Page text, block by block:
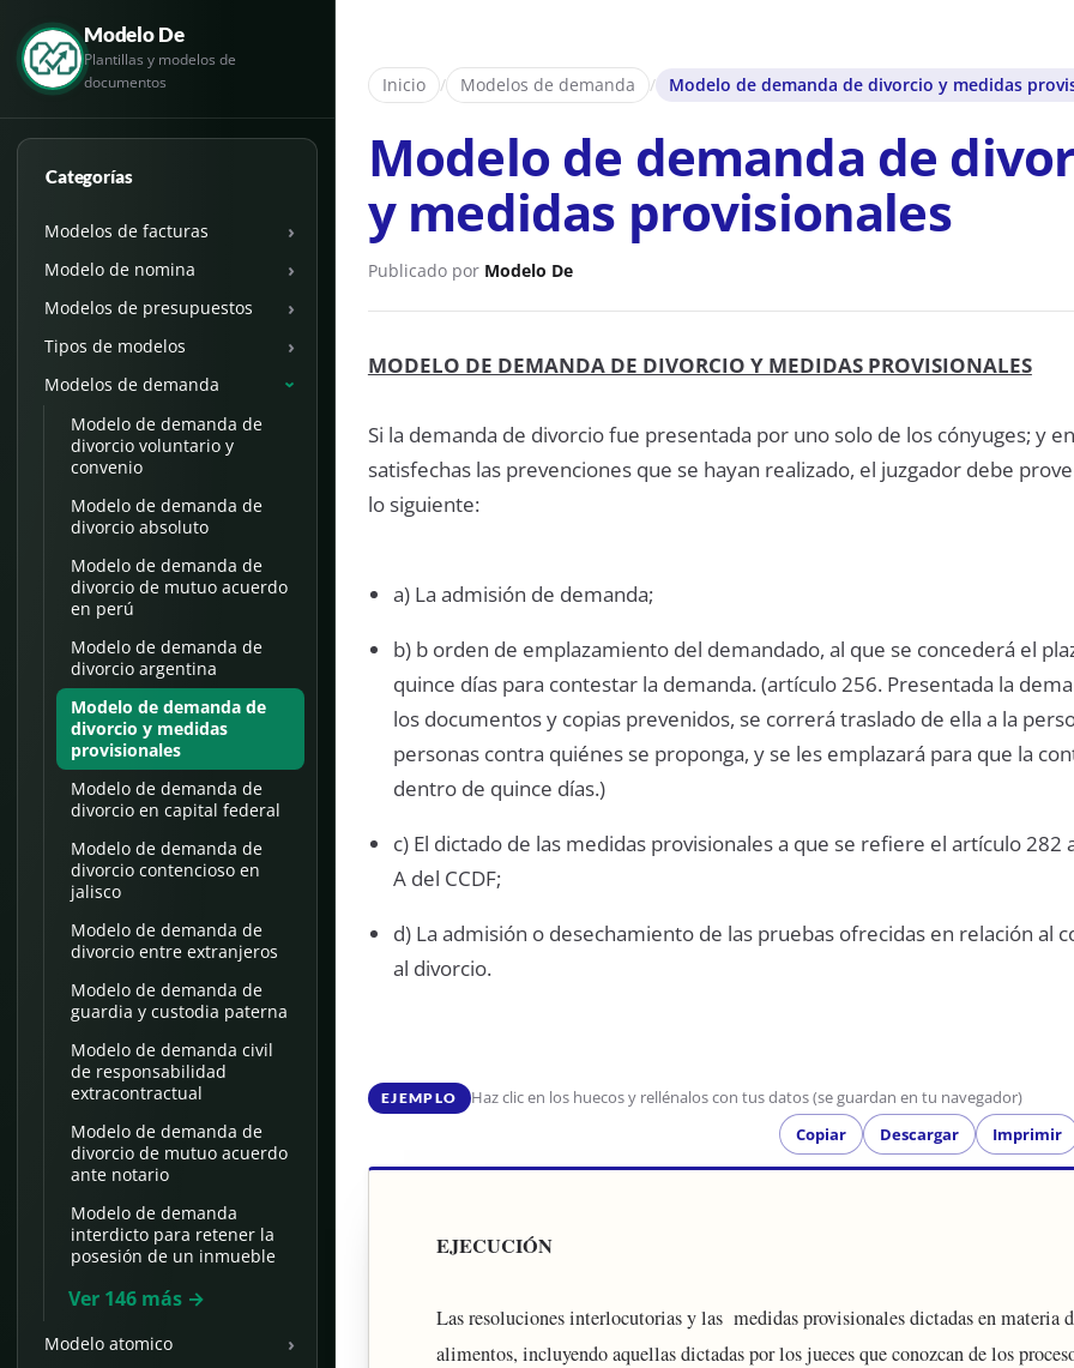
Modelo De
Plantillas y modelos de
documentos
Categorías
Modelos de facturas ›
Modelo de nomina ›
Modelos de presupuestos ›
Tipos de modelos ›
Modelos de demanda ›
Modelo de demanda de
divorcio voluntario y
convenio
Modelo de demanda de
divorcio absoluto
Modelo de demanda de
divorcio de mutuo acuerdo
en perú
Modelo de demanda de
divorcio argentina
Modelo de demanda de
divorcio y medidas
provisionales
Modelo de demanda de
divorcio en capital federal
Modelo de demanda de
divorcio contencioso en
jalisco
Modelo de demanda de
divorcio entre extranjeros
Modelo de demanda de
guardia y custodia paterna
Modelo de demanda civil
de responsabilidad
extracontractual
Modelo de demanda de
divorcio de mutuo acuerdo
ante notario
Modelo de demanda
interdicto para retener la
posesión de un inmueble
Ver 146 más →
Modelo atomico ›
Inicio / Modelos de demanda / Modelo de demanda de divorcio y medidas
Modelo de demanda de
y medidas provisionales
Publicado por Modelo De
MODELO DE DEMANDA DE DIVORCIO Y MEDIDAS PROVISIONALES
Si la demanda de divorcio fue presentada por uno solo de los cónyuges; y
satisfechas las prevenciones que se hayan realizado, el juzgador debe
lo siguiente:
a) La admisión de demanda;
b) b orden de emplazamiento del demandado, al que se concederá el
quince días para contestar la demanda. (artículo 256. Presentada la
los documentos y copias prevenidos, se correrá traslado de ella a la
personas contra quiénes se proponga, y se les emplazará para que la
dentro de quince días.)
c) El dictado de las medidas provisionales a que se refiere el artículo 282
A del CCDF;
d) La admisión o desechamiento de las pruebas ofrecidas en relación al
al divorcio.
EJEMPLO
Haz clic en los huecos y rellénalos con tus datos (se guardan en tu navegador)
Copiar
Descargar Imprimir
EJECUCIÓN
Las resoluciones interlocutorias y las medidas provisionales dictadas en materia
alimentos, incluyendo aquellas dictadas por los jueces que conozcan de los